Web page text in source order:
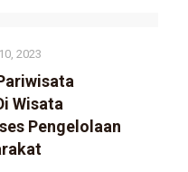
2023
Wisata
Pengelolaan